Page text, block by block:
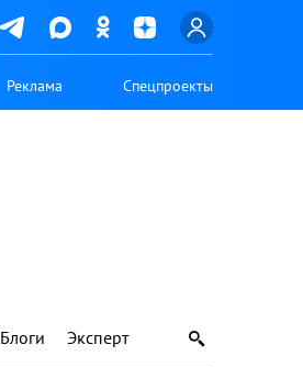
Реклама Спецпроекты
Блоги Эксперт